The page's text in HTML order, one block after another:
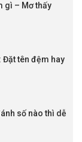
gì – Mơ thấy
Đặt tên đệm hay
số nào thì dễ